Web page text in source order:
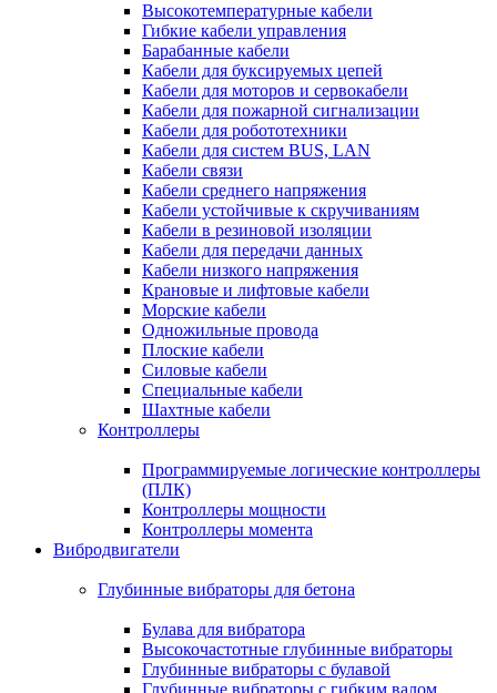
Высокотемпературные кабели
Гибкие кабели управления
Барабанные кабели
Кабели для буксируемых цепей
Кабели для моторов и сервокабели
Кабели для пожарной сигнализации
Кабели для робототехники
Кабели для систем BUS, LAN
Кабели связи
Кабели среднего напряжения
Кабели устойчивые к скручиваниям
Кабели в резиновой изоляции
Кабели для передачи данных
Кабели низкого напряжения
Крановые и лифтовые кабели
Морские кабели
Одножильные провода
Плоские кабели
Силовые кабели
Специальные кабели
Шахтные кабели
Контроллеры
Программируемые логические контроллеры
(ПЛК)
Контроллеры мощности
Контроллеры момента
Вибродвигатели
Глубинные вибраторы для бетона
Булава для вибратора
Высокочастотные глубинные вибраторы
Глубинные вибраторы с булавой
Глубинные вибраторы с гибким валом